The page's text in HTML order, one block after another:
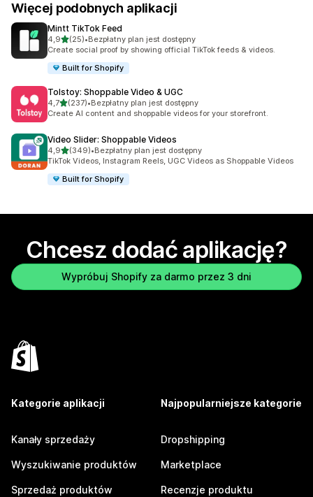
Więcej podobnych aplikacji
Mintt TikTok Feed
4,9na 5 gwiazdek
(25)
Łączna liczba recenzji: 25
•Bezpłatny plan jest dostępny
Create social proof by showing official TikTok feeds & videos.
Built for Shopify
Tolstoy: Shoppable Video & UGC
4,7na 5 gwiazdek
(237)
Łączna liczba recenzji: 237
•Bezpłatny plan jest dostępny
Create AI content and shoppable videos for your storefront.
Video Slider: Shoppable Videos
4,9na 5 gwiazdek
(349)
Łączna liczba recenzji: 349
•Bezpłatny plan jest dostępny
TikTok Videos, Instagram Reels, UGC Videos as Shoppable Videos
Built for Shopify
Chcesz dodać aplikację?
Wypróbuj Shopify za darmo przez 3 dni
Kategorie aplikacji
Kanały sprzedaży
Wyszukiwanie produktów
Sprzedaż produktów
Najpopularniejsze kategorie
Dropshipping
Marketplace
Recenzje produktu